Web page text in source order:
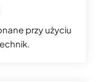
przy użyciu